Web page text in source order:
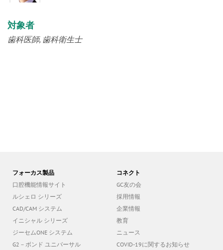
対象者
歯科医師 歯科衛生士
フォーカス製品
口腔機能情報サイト
ルシェロ シリーズ
CAD/CAM システム
イニシャル シリーズ
ジーセムONE システム
G2－ボンド ユニバーサル
コネクト
GC友の会
採用情報
企業情報
教育
ニュース
COVID-19に関するお知らせ